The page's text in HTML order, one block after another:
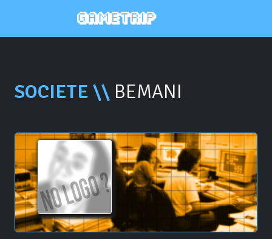
SOCIETE \\ BEMANI